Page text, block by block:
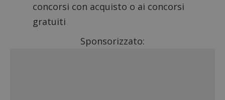
concorsi con acquisto o ai concorsi
gratuiti
Sponsorizzato: